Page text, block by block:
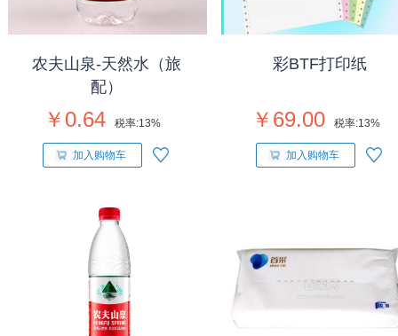
农夫山泉-天然水（旅
配）
￥0.64 税率:13%
加入购物车
彩BTF打印纸
￥69.00 税率:13%
加入购物车